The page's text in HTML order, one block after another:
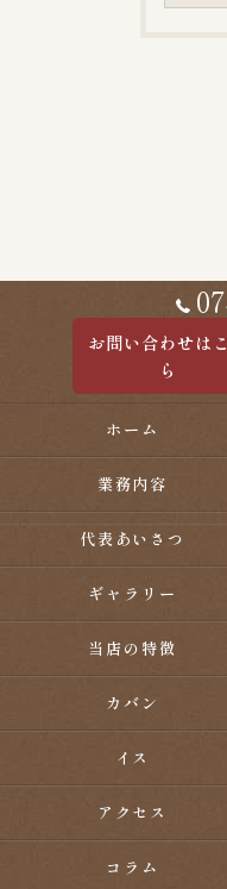
お問い合わせは
ら
ホーム
業務内容
代表あいさつ
ギャラリー
当店の特徴
カバン
イス
アクセス
コラム